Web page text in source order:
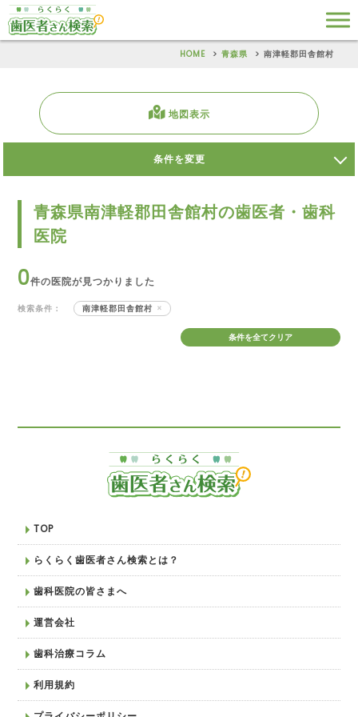
HOME 青森県 南津軽郡田舎館村
地図表示
条件を変更
青森県南津軽郡田舎館村の歯医者・歯科
医院
0件の医院が見つかりました
検索条件： 南津軽郡田舎館村
条件を全てクリア
TOP
らくらく歯医者さん検索とは？
歯科医院の皆さまへ
運営会社
歯科治療コラム
利用規約